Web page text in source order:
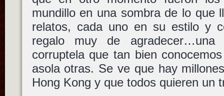
mundillo en una sombra de lo que
relatos, cada uno en su estilo y
regalo muy de
corruptela que tan bien
asola otras. Se ve que hay
Hong Kong y que todos quieren un